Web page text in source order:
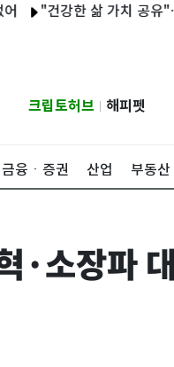
강한 삶 가치 공유"…세라
크립토허브 해피펫
금융ㆍ증권 산업 부동산
·소장파